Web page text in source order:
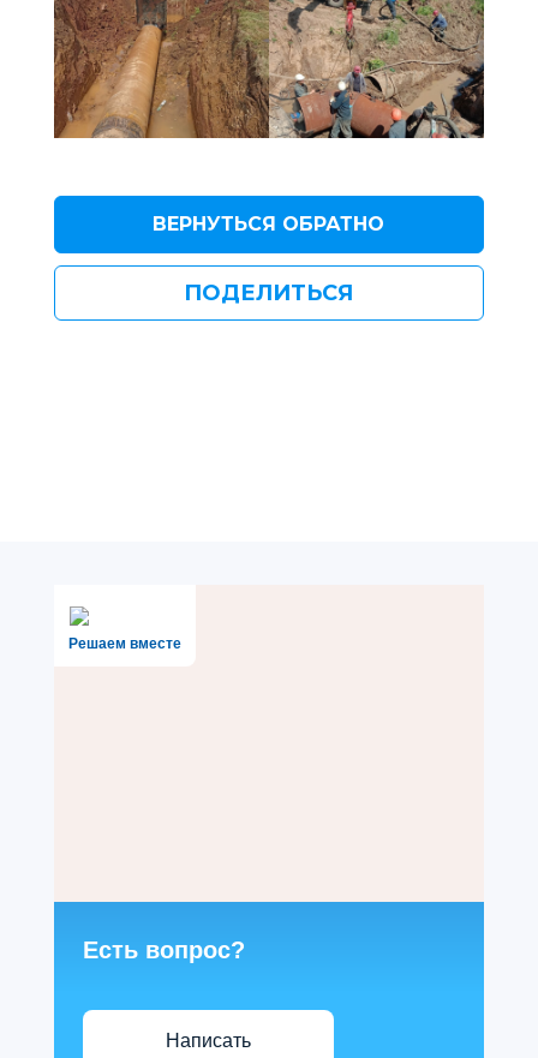
ВЕРНУТЬСЯ ОБРАТНО
ПОДЕЛИТЬСЯ
Решаем вместе
Есть вопрос?
Написать